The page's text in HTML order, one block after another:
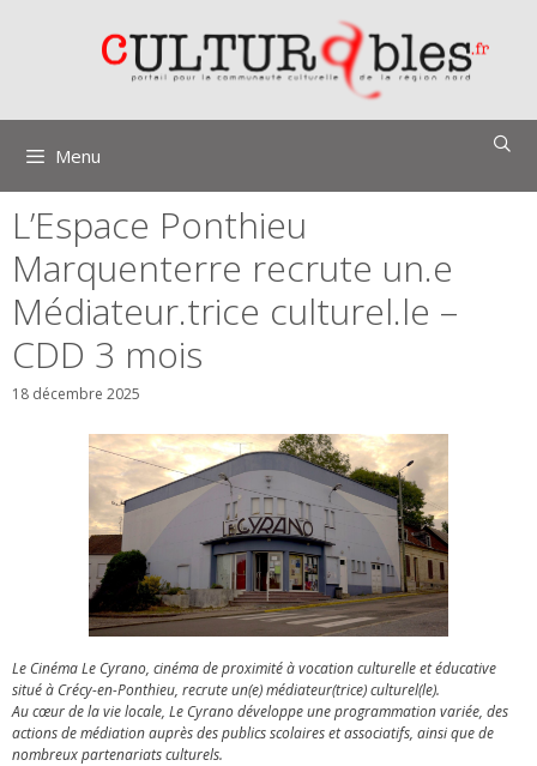
Menu
L’Espace Ponthieu
Marquenterre recrute un.e
Médiateur.trice culturel.le –
CDD 3 mois
18 décembre 2025
Le Cinéma Le Cyrano, cinéma de proximité à vocation culturelle et éducative
situé à Crécy-en-Ponthieu, recrute un(e) médiateur(trice) culturel(le).
Au cœur de la vie locale, Le Cyrano développe une programmation variée, des
actions de médiation auprès des publics scolaires et associatifs, ainsi que de
nombreux partenariats culturels.